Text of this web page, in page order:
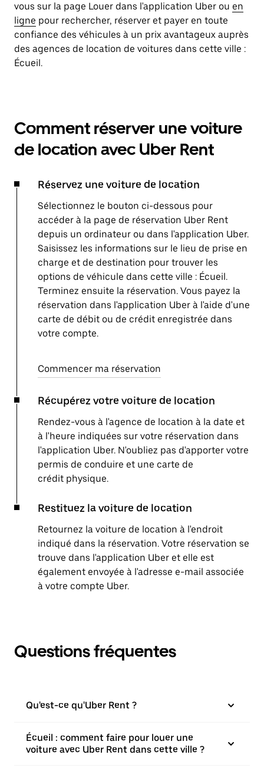
vous sur la page Louer dans l'application Uber ou en
ligne pour rechercher, réserver et payer en toute
confiance des véhicules à un prix avantageux auprès
des agences de location de voitures dans cette ville :
Écueil.
Comment réserver une voiture
de location avec Uber Rent
Réservez une voiture de location
Sélectionnez le bouton ci-dessous pour
accéder à la page de réservation Uber Rent
depuis un ordinateur ou dans l'application Uber.
Saisissez les informations sur le lieu de prise en
charge et de destination pour trouver les
options de véhicule dans cette ville : Écueil.
Terminez ensuite la réservation. Vous payez la
réservation dans l'application Uber à l'aide d'une
carte de débit ou de crédit enregistrée dans
votre compte.
Commencer ma réservation
Récupérez votre voiture de location
Rendez-vous à l'agence de location à la date et
à l'heure indiquées sur votre réservation dans
l'application Uber. N'oubliez pas d'apporter votre
permis de conduire et une carte de
crédit physique.
Restituez la voiture de location
Retournez la voiture de location à l'endroit
indiqué dans la réservation. Votre réservation se
trouve dans l'application Uber et elle est
également envoyée à l'adresse e-mail associée
à votre compte Uber.
Questions fréquentes
Qu'est-ce qu'Uber Rent ?
Écueil : comment faire pour louer une
voiture avec Uber Rent dans cette ville ?